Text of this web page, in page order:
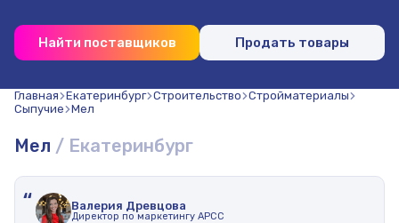
Найти поставщиков Продать товары
Главная Екатеринбург Строительство Стройматериалы
Сыпучие Мел
Мел Екатеринбург
“ Валерия Древцова
Директор по маркетингу АРСС